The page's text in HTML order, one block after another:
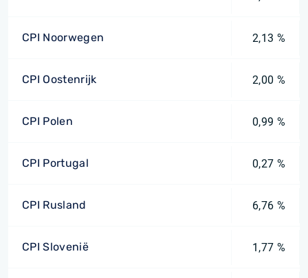
CPI Noorwegen 2,13 %
CPI Oostenrijk 2,00 %
CPI Polen 0,99 %
CPI Portugal 0,27 %
CPI Rusland 6,76 %
CPI Slovenië 1,77 %